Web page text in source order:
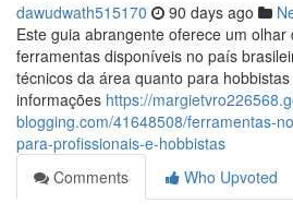
dawudwath515170 90 days ago
Este guia abrangente oferece um
ferramentas disponíveis no país
técnicos da área quanto para
informações https://
blogging.com/41648508/ferramentas-
para-profissionais-e-hobbistas
Comments
Who Upvoted